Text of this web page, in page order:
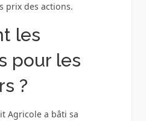
prix des actions.
les
pour les
?
Agricole a bâti sa